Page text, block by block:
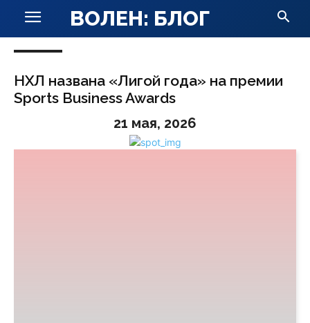
ВОЛЕН: БЛОГ
НХЛ названа «Лигой года» на премии
Sports Business Awards
21 мая, 2026